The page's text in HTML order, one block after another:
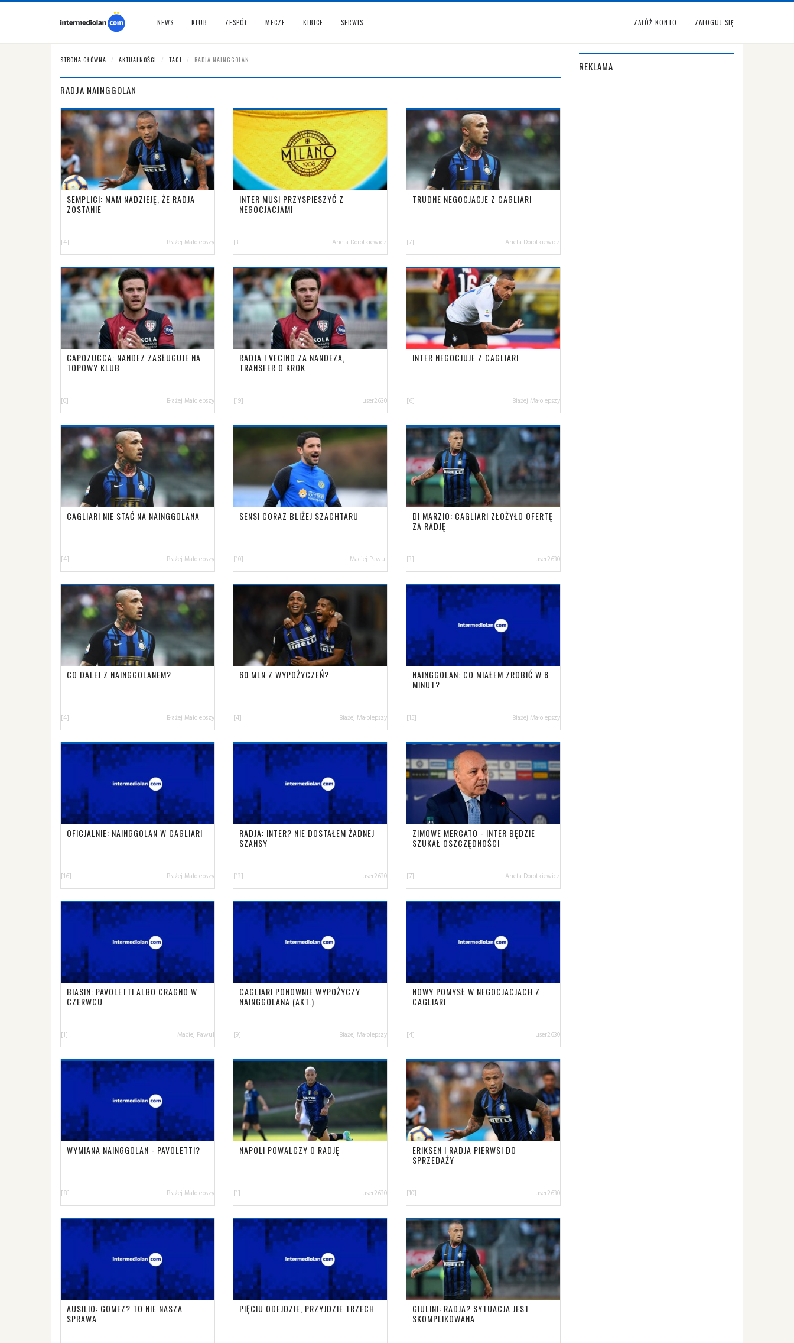
NEWS KLUB ZESPÓŁ MECZE KIBICE SERWIS ZAŁÓŻ KONTO ZALOGUJ SIĘ
STRONA GŁÓWNA AKTUALNOŚCI TAGI RADJA NAINGGOLAN
RADJA NAINGGOLAN
SEMPLICI: MAM NADZIEJĘ, ŻE RADJA
ZOSTANIE
[4] Błażej Małolepszy
INTER MUSI PRZYSPIESZYĆ Z
NEGOCJACJAMI
[3] Aneta Dorotkiewicz
TRUDNE NEGOCJACJE Z CAGLIARI
[7] Aneta Dorotkiewicz
CAPOZUCCA: NANDEZ ZASŁUGUJE NA
TOPOWY KLUB
[0] Błażej Małolepszy
RADJA I VECINO ZA NANDEZA,
TRANSFER O KROK
[19] user2630
INTER NEGOCJUJE Z CAGLIARI
[6] Błażej Małolepszy
CAGLIARI NIE STAĆ NA NAINGGOLANA
[4] Błażej Małolepszy
SENSI CORAZ BLIŻEJ SZACHTARU
[10] Maciej Pawul
DI MARZIO: CAGLIARI ZŁOŻYŁO OFERTĘ
ZA RADJĘ
[3] user2630
CO DALEJ Z NAINGGOLANEM?
[4] Błażej Małolepszy
60 MLN Z WYPOŻYCZEŃ?
[4] Błażej Małolepszy
NAINGGOLAN: CO MIAŁEM ZROBIĆ W 8
MINUT?
[15] Błażej Małolepszy
OFICJALNIE: NAINGGOLAN W CAGLIARI
[16] Błażej Małolepszy
RADJA: INTER? NIE DOSTAŁEM ŻADNEJ
SZANSY
[13] user2630
ZIMOWE MERCATO - INTER BĘDZIE
SZUKAŁ OSZCZĘDNOŚCI
[7] Aneta Dorotkiewicz
BIASIN: PAVOLETTI ALBO CRAGNO W
CZERWCU
[1] Maciej Pawul
CAGLIARI PONOWNIE WYPOŻYCZY
NAINGGOLANA (AKT.)
[9] Błażej Małolepszy
NOWY POMYSŁ W NEGOCJACJACH Z
CAGLIARI
[4] user2630
WYMIANA NAINGGOLAN - PAVOLETTI?
[8] Błażej Małolepszy
NAPOLI POWALCZY O RADJĘ
[1] user2630
ERIKSEN I RADJA PIERWSI DO
SPRZEDAŻY
[10] user2630
AUSILIO: GOMEZ? TO NIE NASZA
SPRAWA
PIĘCIU ODEJDZIE, PRZYJDZIE TRZECH
GIULINI: RADJA? SYTUACJA JEST
SKOMPLIKOWANA
REKLAMA